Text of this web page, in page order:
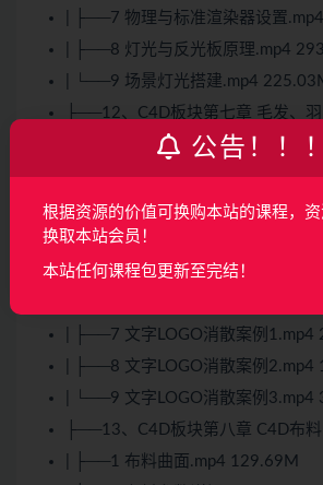
| ├──7 物理与标准渲染器设置
| ├──8 灯光与反光板原理.mp4
| └──9 场景灯光搭建.mp4
├──12、C4D板块第七章 毛发、
| ├──1 毛发、羽毛与绒毛.mp4
| ├──2 毛发对象参数.mp4
| ├──3 毛发材质讲解.mp4
| ├──4 毛发工具.mp4 161.40M
| ├──5 角色毛发舞动动效1.mp4
| ├──7 文字LOGO消散案例1.mp4
| ├──8 文字LOGO消散案例2.mp4
| └──9 文字LOGO消散案例3.mp4
├──13、C4D板块第八章 C4D布
| ├──1 布料曲面.mp4 129.69M
公告！！！
根据资源的价值可换购本站的课程，资
换取本站会员！
本站任何课程包更新至完结！